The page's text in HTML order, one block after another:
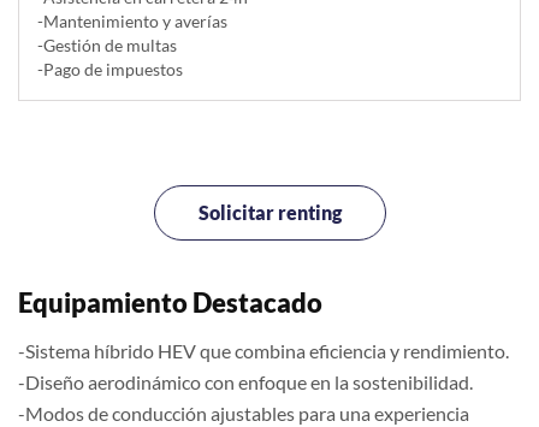
-Mantenimiento y averías
-Gestión de multas
-Pago de impuestos
Solicitar renting
Equipamiento Destacado
-Sistema híbrido HEV que combina eficiencia y rendimiento.
-Diseño aerodinámico con enfoque en la sostenibilidad.
-Modos de conducción ajustables para una experiencia